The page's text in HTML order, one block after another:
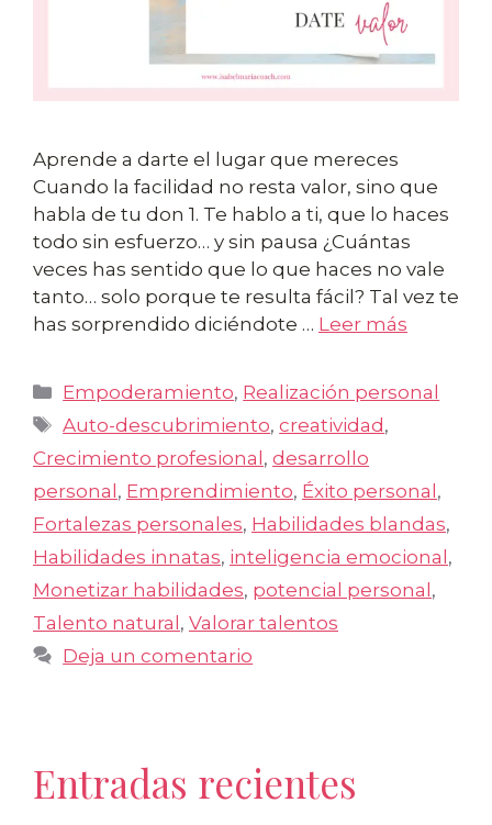
Aprende a darte el lugar que mereces
Cuando la facilidad no resta valor, sino que
habla de tu don 1. Te hablo a ti, que lo haces
todo sin esfuerzo… y sin pausa ¿Cuántas
veces has sentido que lo que haces no vale
tanto… solo porque te resulta fácil? Tal vez te
has sorprendido diciéndote … Leer más
Categorías
Empoderamiento, Realización personal
Etiquetas
Auto-descubrimiento,creatividad ,
Crecimiento profesional , desarrollo
personal , Emprendimiento, Éxito personal ,
Fortalezas personales, Habilidades blandas,
Habilidades innatas, inteligencia emocional ,
Monetizar habilidades, potencial personal ,
Talento natural , Valorar talentos
Deja un comentario
Entradas recientes